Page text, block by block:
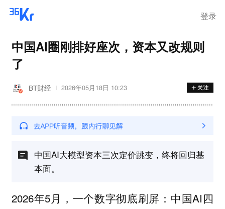
登录
中国AI圈刚排好座次，资本又改规则
了
BT财经 2026年05月18日 10:23
中国AI大模型资本三次定价跳变，终将回归基
本面。
2026年5月，一个数字彻底刷屏：中国AI四